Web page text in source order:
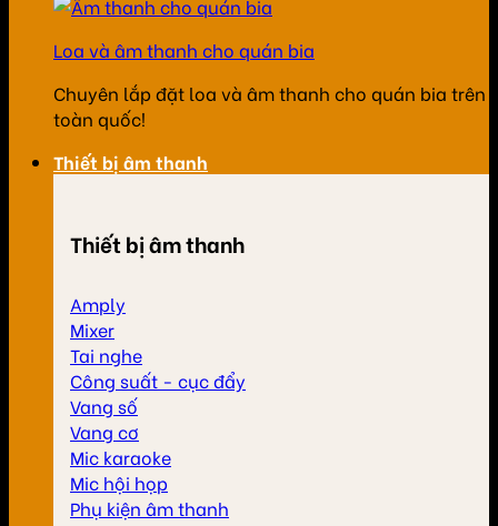
Loa và âm thanh cho quán bia
Chuyên lắp đặt loa và âm thanh cho quán bia trên
toàn quốc!
Thiết bị âm thanh
Thiết bị âm thanh
Amply
Mixer
Tai nghe
Công suất - cục đẩy
Vang số
Vang cơ
Mic karaoke
Mic hội họp
Phụ kiện âm thanh